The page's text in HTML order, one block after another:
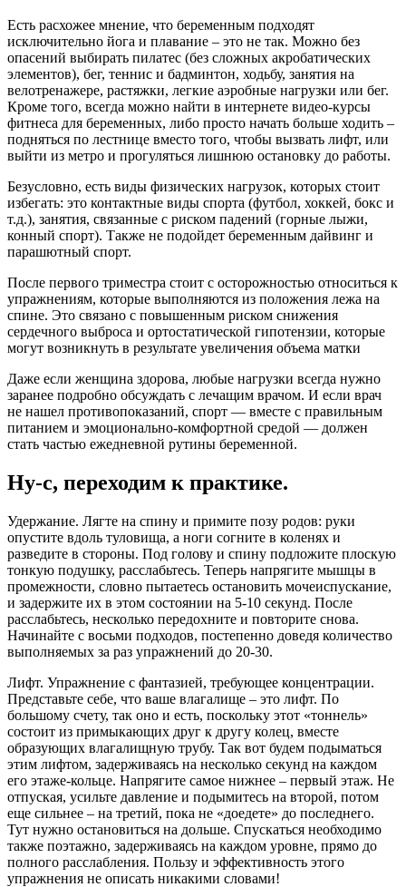
Есть расхожее мнение, что беременным подходят
исключительно йога и плавание – это не так. Можно без
опасений выбирать пилатес (без сложных акробатических
элементов), бег, теннис и бадминтон, ходьбу, занятия на
велотренажере, растяжки, легкие аэробные нагрузки или бег.
Кроме того, всегда можно найти в интернете видео-курсы
фитнеса для беременных, либо просто начать больше ходить –
подняться по лестнице вместо того, чтобы вызвать лифт, или
выйти из метро и прогуляться лишнюю остановку до работы.
Безусловно, есть виды физических нагрузок, которых стоит
избегать: это контактные виды спорта (футбол, хоккей, бокс и
т.д.), занятия, связанные с риском падений (горные лыжи,
конный спорт). Также не подойдет беременным дайвинг и
парашютный спорт.
После первого триместра стоит с осторожностью относиться к
упражнениям, которые выполняются из положения лежа на
спине. Это связано с повышенным риском снижения
сердечного выброса и ортостатической гипотензии, которые
могут возникнуть в результате увеличения объема матки
Даже если женщина здорова, любые нагрузки всегда нужно
заранее подробно обсуждать с лечащим врачом. И если врач
не нашел противопоказаний, спорт — вместе с правильным
питанием и эмоционально-комфортной средой — должен
стать частью ежедневной рутины беременной.
Ну-с, переходим к практике.
Удержание. Лягте на спину и примите позу родов: руки
опустите вдоль туловища, а ноги согните в коленях и
разведите в стороны. Под голову и спину подложите плоскую
тонкую подушку, расслабьтесь. Теперь напрягите мышцы в
промежности, словно пытаетесь остановить мочеиспускание,
и задержите их в этом состоянии на 5-10 секунд. После
расслабьтесь, несколько передохните и повторите снова.
Начинайте с восьми подходов, постепенно доведя количество
выполняемых за раз упражнений до 20-30.
Лифт. Упражнение с фантазией, требующее концентрации.
Представьте себе, что ваше влагалище – это лифт. По
большому счету, так оно и есть, поскольку этот «тоннель»
состоит из примыкающих друг к другу колец, вместе
образующих влагалищную трубу. Так вот будем подыматься
этим лифтом, задерживаясь на несколько секунд на каждом
его этаже-кольце. Напрягите самое нижнее – первый этаж. Не
отпуская, усильте давление и подымитесь на второй, потом
еще сильнее – на третий, пока не «доедете» до последнего.
Тут нужно остановиться на дольше. Спускаться необходимо
также поэтажно, задерживаясь на каждом уровне, прямо до
полного расслабления. Пользу и эффективность этого
упражнения не описать никакими словами!